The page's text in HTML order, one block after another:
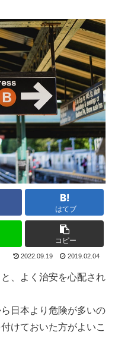
はてブ
コピー
2022.09.19 2019.02.04
、よく治安を心配され
日本より危険が多いの
けておいた方がよいこ